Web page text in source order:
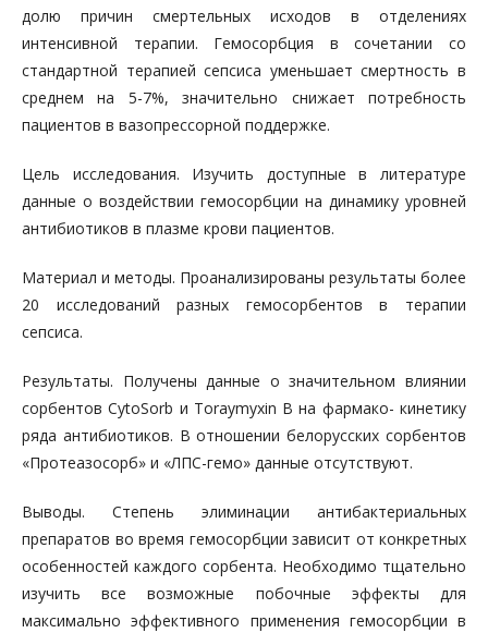
долю причин смертельных исходов в отделениях
интенсивной терапии. Гемосорбция в сочетании со
стандартной терапией сепсиса уменьшает смертность в
среднем на 5-7%, значительно снижает потребность
пациентов в вазопрессорной поддержке.
Цель исследования. Изучить доступные в литературе
данные о воздействии гемосорбции на динамику уровней
антибиотиков в плазме крови пациентов.
Материал и методы. Проанализированы результаты более
20 исследований разных гемосорбентов в терапии
сепсиса.
Результаты. Получены данные о значительном влиянии
сорбентов CytoSorb и Toraymyxin B на фармако- кинетику
ряда антибиотиков. В отношении белорусских сорбентов
«Протеазосорб» и «ЛПС-гемо» данные отсутствуют.
Выводы. Степень элиминации антибактериальных
препаратов во время гемосорбции зависит от конкретных
особенностей каждого сорбента. Необходимо тщательно
изучить все возможные побочные эффекты для
максимально эффективного применения гемосорбции в